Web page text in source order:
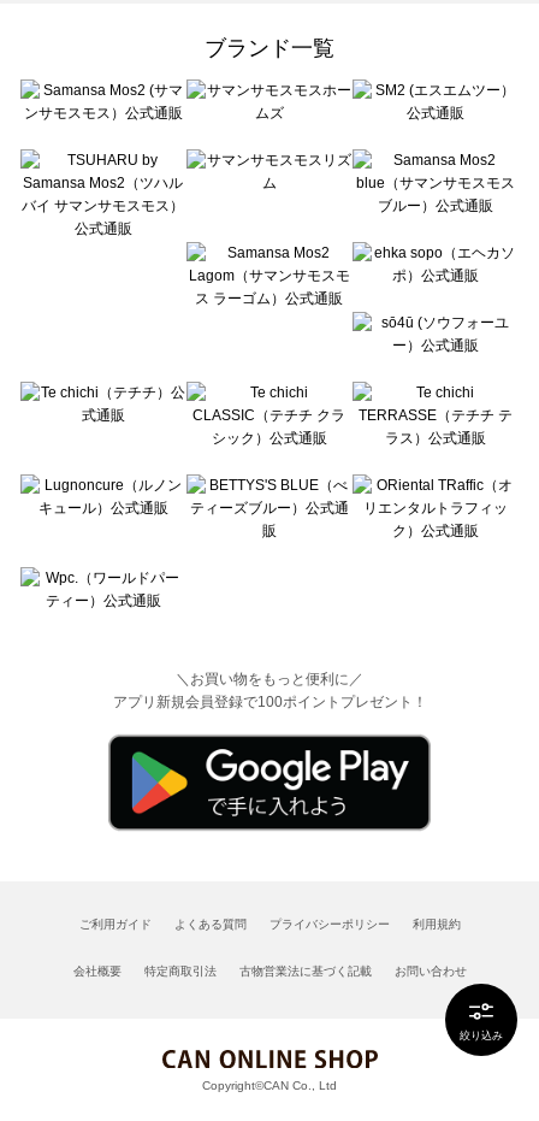
絞り込み
Te chichi（テチチ）の一覧
Te chichi CLASSIC（テチチ クラシック）の一覧
Lugnoncure（ルノンキュール）の一覧
BETTY'S BLUE（べティーズブルー）の一覧
Wpc.（ワールドパーティー）の一覧
ブランド一覧
＼お買い物をもっと便利に／
アプリ新規会員登録で100ポイントプレゼント！
ご利用ガイド よくある質問 プライバシーポリシー 利用規約
会社概要 特定商取引法 古物営業法に基づく記載 お問い合わせ
Copyright©CAN Co., Ltd